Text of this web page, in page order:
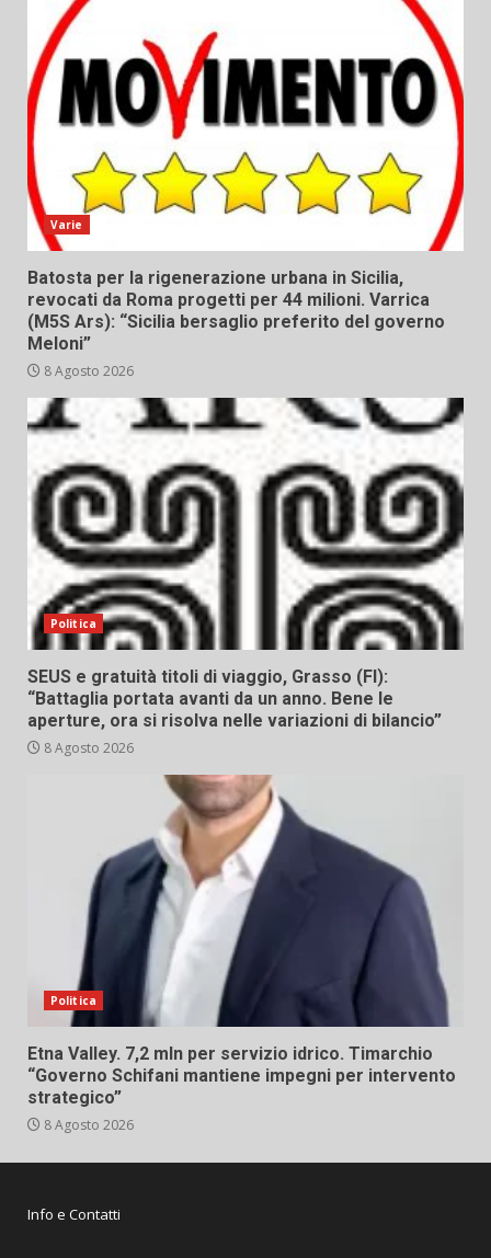
Varie
Batosta per la rigenerazione urbana in Sicilia,
revocati da Roma progetti per 44 milioni. Varrica
(M5S Ars): “Sicilia bersaglio preferito del governo
Meloni”
8 Agosto 2026
Politica
SEUS e gratuità titoli di viaggio, Grasso (FI):
“Battaglia portata avanti da un anno. Bene le
aperture, ora si risolva nelle variazioni di bilancio”
8 Agosto 2026
Politica
Etna Valley. 7,2 mln per servizio idrico. Timarchio
“Governo Schifani mantiene impegni per intervento
strategico”
8 Agosto 2026
Info e Contatti